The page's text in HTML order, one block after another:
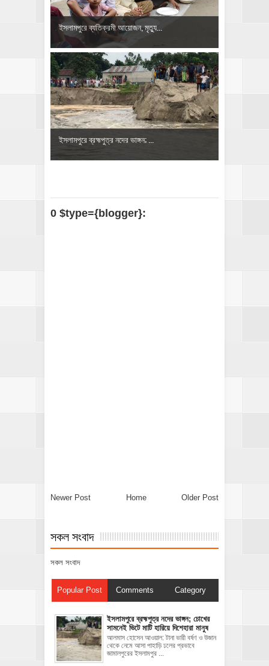
‎ইসলামপুরে ব্যতিক্রমী আয়োজন, মৃত্যু...
ইসলামপুরে ব্রহ্মপুত্র নদের ভাঙ্গন; ...
0 $type={blogger}:
Newer Post Older Post
Home
সকল সংবাদ
সকল সংবাদ
Popular Post Comments Category
ইসলামপুরে ব্রহ্মপুত্র নদের ভাঙ্গন; চোখের
সামনেই ভিটে মাটি হারিয়ে দিশেহারা মানুষ
আলমাস হোসেন আওয়াল: টানা ভারী বর্ষণ ও উজান
থেকে নেমে আসা পাহাড়ি ঢলের প্রভাবে
জামালপুরের ইসলামপুর ...